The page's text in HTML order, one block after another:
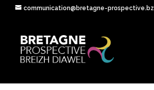
communication@bretagne-